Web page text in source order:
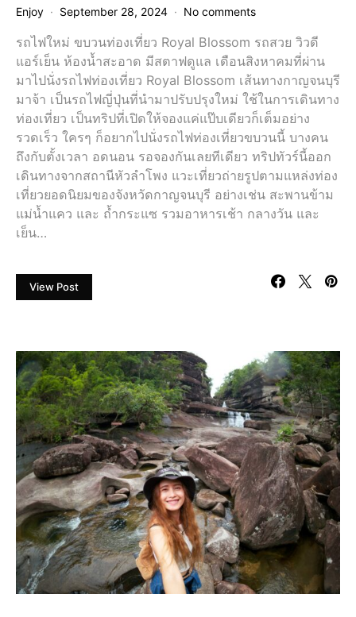
Enjoy September 28, 2024 No comments
รถไฟใหม่ ขบวนท่องเที่ยว Royal Blossom รถสวย วิวดี
แอร์เย็น ห้องน้ำสะอาด มีสตาฟดูแล เดือนสิงหาคมที่ผ่าน
มาไปนั่งรถไฟท่องเที่ยว Royal Blossom เส้นทางกาญจนบุรี
มาจ้า เป็นรถไฟญี่ปุ่นที่นำมาปรับปรุงใหม่ ใช้ในการเดินทาง
ท่องเที่ยว เป็นทริปที่เปิดให้จองแค่แป๊บเดียวก็เต็มอย่าง
รวดเร็ว ใครๆ ก็อยากไปนั่งรถไฟท่องเที่ยวขบวนนี้ บางคน
ถึงกับตั้งเวลา อดนอน รอจองกันเลยทีเดียว ทริปทัวร์นี้ออก
เดินทางจากสถานีหัวลำโพง แวะเที่ยวถ่ายรูปตามแหล่งท่อง
เที่ยวยอดนิยมของจังหวัดกาญจนบุรี อย่างเช่น สะพานข้าม
แม่น้ำแคว และ ถ้ำกระแซ รวมอาหารเช้า กลางวัน และ
เย็น…
View Post